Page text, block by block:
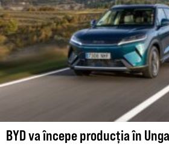
BYD va începe producția în